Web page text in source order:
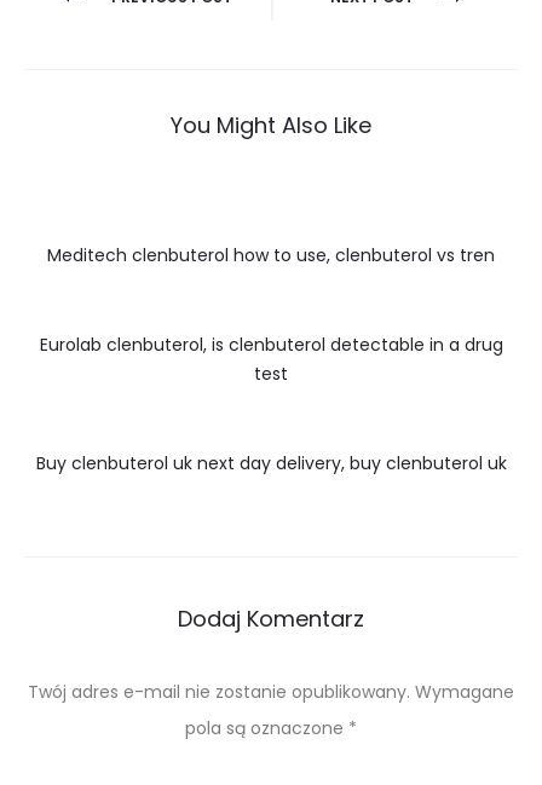
You Might Also Like
Meditech clenbuterol how to use, clenbuterol vs tren
Eurolab clenbuterol, is clenbuterol detectable in a drug
test
Buy clenbuterol uk next day delivery, buy clenbuterol uk
Dodaj Komentarz
Twój adres e-mail nie zostanie opublikowany. Wymagane
pola są oznaczone *